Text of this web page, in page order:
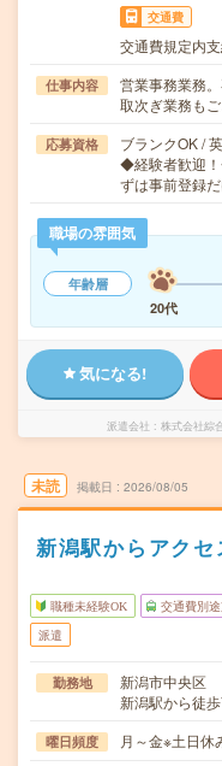
交通費
交通費規定内
仕事内容
営業事務業務
取次ぎ業務も
応募資格
ブランクOK /
◆経験者歓迎
ずは事前登録
職場の雰囲気
年齢層
20代
気になる!
派遣会社 株式会社綜
未読 掲載日 2026/08/05
新潟駅からアクセ
職種未経験OK 交通費別途
派遣
勤務地
新潟市中央区
新潟駅から徒
曜日頻度 月～金※土日休